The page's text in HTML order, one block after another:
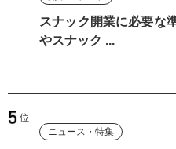
スナック開業に必要な
やスナック ...
ニュース・特集